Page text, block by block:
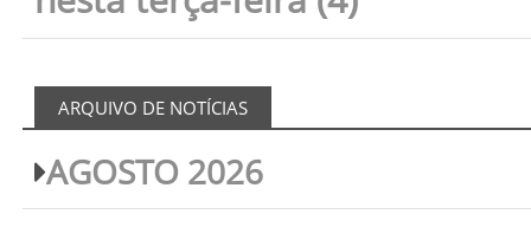
ARQUIVO DE NOTÍCIAS
AGOSTO 2026